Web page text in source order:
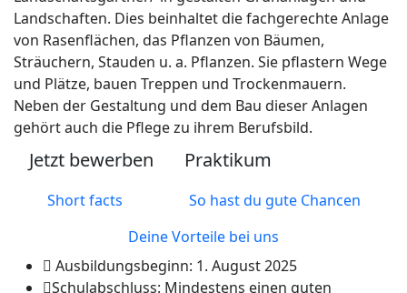
Landschaften. Dies beinhaltet die fachgerechte Anlage
von Rasenflächen, das Pflanzen von Bäumen,
Sträuchern, Stauden u. a. Pflanzen. Sie pflastern Wege
und Plätze, bauen Treppen und Trockenmauern.
Neben der Gestaltung und dem Bau dieser Anlagen
gehört auch die Pflege zu ihrem Berufsbild.
Jetzt bewerben Praktikum
Short facts
So hast du gute Chancen
Deine Vorteile bei uns
Ausbildungsbeginn: 1. August 2025
Schulabschluss: Mindestens einen guten